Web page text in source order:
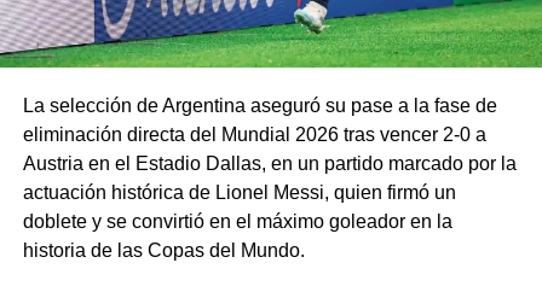
La selección de Argentina aseguró su pase a la fase de
eliminación directa del Mundial 2026 tras vencer 2-0 a
Austria en el Estadio Dallas, en un partido marcado por la
actuación histórica de Lionel Messi, quien firmó un
doblete y se convirtió en el máximo goleador en la
historia de las Copas del Mundo.